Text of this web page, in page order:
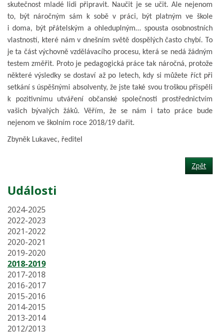
skutečnost mladé lidi připravit. Naučit je se učit. Ale nejenom
to, být náročným sám k sobě v práci, být platným ve škole
i doma, být přátelským a ohleduplným… spousta osobnostních
vlastností, které nám v dnešním světě dospělých často chybí. To
je ta část výchovně vzdělávacího procesu, která se nedá žádným
testem změřit. Proto je pedagogická práce tak náročná, protože
některé výsledky se dostaví až po letech, kdy si můžete říct při
setkání s úspěšnými absolventy, že jste také svou troškou přispěli
k pozitivnímu utváření občanské společnosti prostřednictvím
vašich bývalých žáků. Věřím, že se nám i tato práce bude
nejenom ve školním roce 2018/19 dařit.
Zbyněk Lukavec, ředitel
Zpět
Události
2024-2025
2022-2023
2021-2022
2020-2021
2019-2020
2018-2019
2017-2018
2016-2017
2015-2016
2014-2015
2013-2014
2012/2013